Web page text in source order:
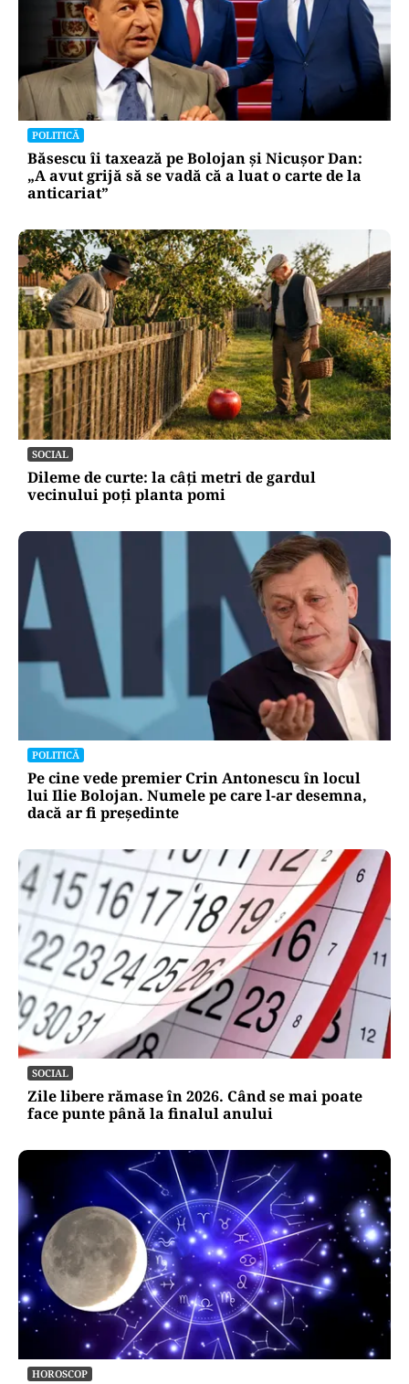
POLITICĂ
Băsescu îi taxează pe Bolojan și Nicușor Dan:
„A avut grijă să se vadă că a luat o carte de la
anticariat”
SOCIAL
Dileme de curte: la câți metri de gardul
vecinului poți planta pomi
POLITICĂ
Pe cine vede premier Crin Antonescu în locul
lui Ilie Bolojan. Numele pe care l-ar desemna,
dacă ar fi președinte
SOCIAL
Zile libere rămase în 2026. Când se mai poate
face punte până la finalul anului
HOROSCOP